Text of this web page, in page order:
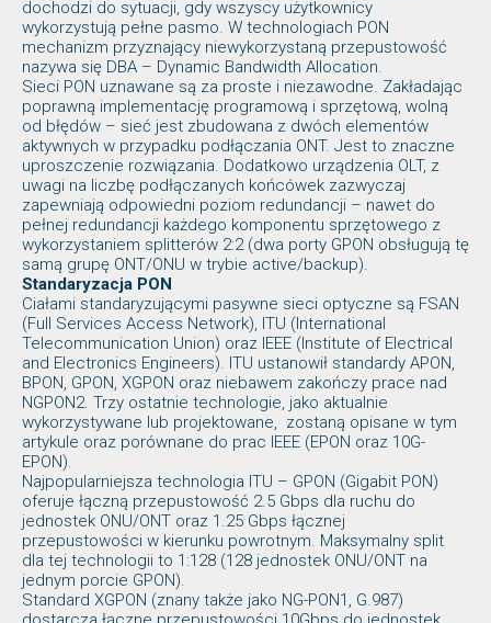
dochodzi do sytuacji, gdy wszyscy użytkownicy
wykorzystują pełne pasmo. W technologiach PON
mechanizm przyznający niewykorzystaną przepustowość
nazywa się DBA – Dynamic Bandwidth Allocation.
Sieci PON uznawane są za proste i niezawodne. Zakładając
poprawną implementację programową i sprzętową, wolną
od błędów – sieć jest zbudowana z dwóch elementów
aktywnych w przypadku podłączania ONT. Jest to znaczne
uproszczenie rozwiązania. Dodatkowo urządzenia OLT, z
uwagi na liczbę podłączanych końcówek zazwyczaj
zapewniają odpowiedni poziom redundancji – nawet do
pełnej redundancji każdego komponentu sprzętowego z
wykorzystaniem splitterów 2:2 (dwa porty GPON obsługują tę
samą grupę ONT/ONU w trybie active/backup).
Standaryzacja PON
Ciałami standaryzującymi pasywne sieci optyczne są FSAN
(Full Services Access Network), ITU (International
Telecommunication Union) oraz IEEE (Institute of Electrical
and Electronics Engineers). ITU ustanowił standardy APON,
BPON, GPON, XGPON oraz niebawem zakończy prace nad
NGPON2. Trzy ostatnie technologie, jako aktualnie
wykorzystywane lub projektowane, zostaną opisane w tym
artykule oraz porównane do prac IEEE (EPON oraz 10G-
EPON).
Najpopularniejsza technologia ITU – GPON (Gigabit PON)
oferuje łączną przepustowość 2.5 Gbps dla ruchu do
jednostek ONU/ONT oraz 1.25 Gbps łącznej
przepustowości w kierunku powrotnym. Maksymalny split
dla tej technologii to 1:128 (128 jednostek ONU/ONT na
jednym porcie GPON).
Standard XGPON (znany także jako NG-PON1, G.987)